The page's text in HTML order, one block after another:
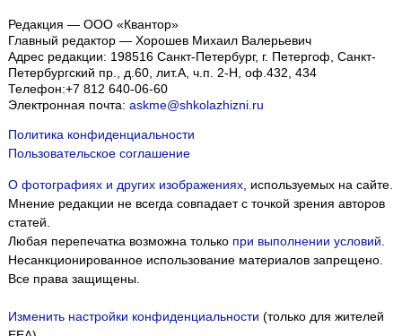
Редакция — ООО «Квантор»
Главный редактор — Хорошев Михаил Валерьевич
Адрес редакции: 198516 Санкт-Петербург, г. Петергоф Санкт-
Петербургский пр., д.60, лит.А, ч.п. 2-Н, оф.432, 434
Телефон:+7 812 640-06-60
Электронная почта: askme@shkolazhizni.ru
Политика конфиденциальности
Пользовательское соглашение
О фотографиях и других изображениях, используемых на сайте.
Мнение редакции не всегда совпадает с точкой зрения авторов
статей.
Любая перепечатка возможна только при выполнении условий
Несанкционированное использование материалов запрещено.
Все права защищены.
Изменить настройки конфиденциальности (только для жителей